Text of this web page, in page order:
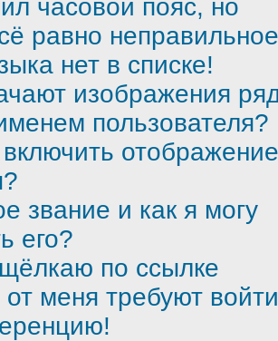
часовой пояс, но
равно
нет в списке!
изображения
пользователя?
отображение
звание и как я могу
его?
по ссылке
меня требуют войти